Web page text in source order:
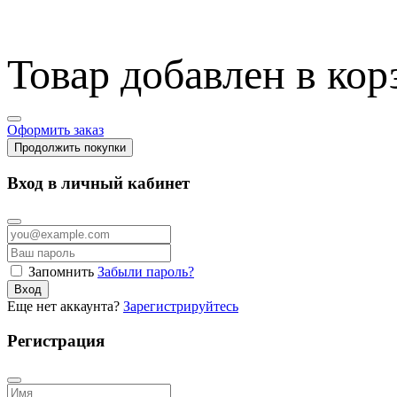
Товар добавлен в
Оформить заказ
Продолжить покупки
Вход в личный кабинет
Запомнить Забыли пароль?
Вход
Еще нет аккаунта? Зарегистрируйтесь
Регистрация